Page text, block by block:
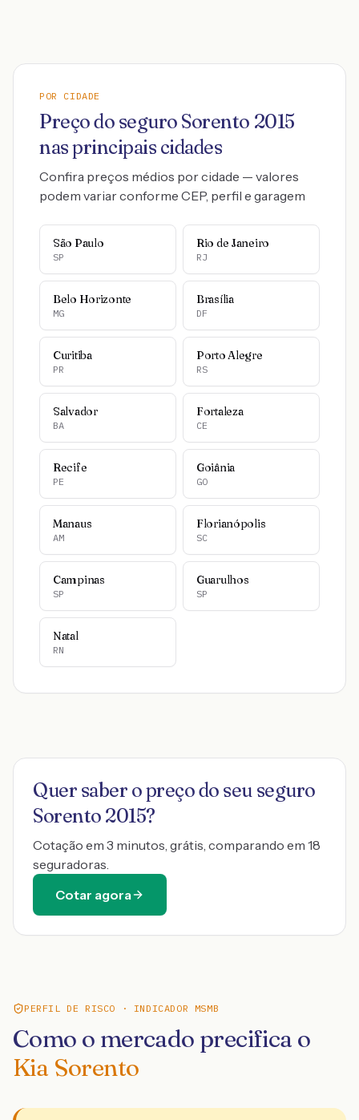
POR CIDADE
Preço do seguro Sorento 2015
nas principais cidades
Confira preços médios por cidade — valores
podem variar conforme CEP, perfil e garagem
São Paulo
SP
Rio de Janeiro
RJ
Belo Horizonte
MG
Brasília
DF
Curitiba
PR
Porto Alegre
RS
Salvador
BA
Fortaleza
CE
Recife
PE
Goiânia
GO
Manaus
AM
Florianópolis
SC
Campinas
SP
Guarulhos
SP
Natal
RN
Quer saber o preço do seu seguro
Sorento 2015?
Cotação em 3 minutos, grátis, comparando em 18
seguradoras.
Cotar agora
PERFIL DE RISCO · INDICADOR MSMB
Como o mercado precifica o
Kia Sorento